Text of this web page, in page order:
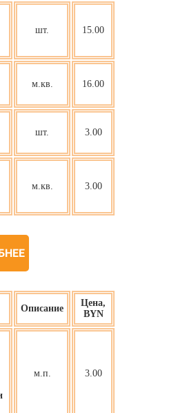
шт. 15.00
м.кв. 16.00
шт. 3.00
м.кв. 3.00
Описание
Цена,
BYN
м.п. 3.00